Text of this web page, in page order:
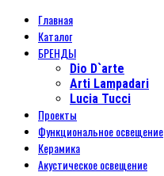
Главная
Каталог
БРЕНДЫ
Dio D`arte
Arti Lampadari
Lucia Tucci
Проекты
Функциональное освещение
Керамика
Акустическое освещение